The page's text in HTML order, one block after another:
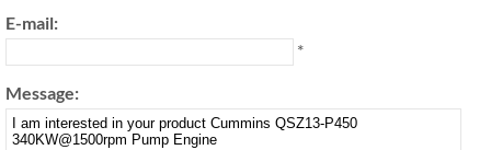
E-mail:
*
Message: